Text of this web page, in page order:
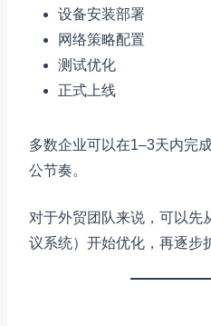
设备安装部署
网络策略配置
测试优化
正式上线
多数企业可以在1–3天内完
公节奏。
对于外贸团队来说，可以先
议系统）开始优化，再逐步